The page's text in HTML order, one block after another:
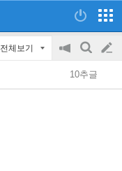
전체보기
공
지
on/off
검
색
글
쓰
10추글